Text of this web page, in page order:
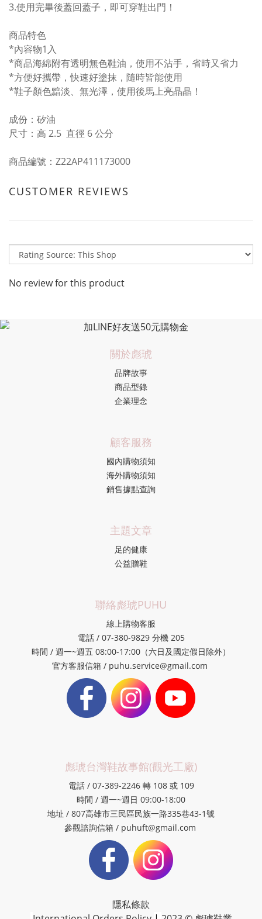
3.使用完畢後蓋回蓋子，即可穿鞋出門！
商品特色
*內容物1入
*商品海綿附有透明無色鞋油，使用不沾手，省時又省力
*方便好攜帶，快速好塗抹，隨時皆能使用
*鞋子顏色黯淡、無光澤，使用後馬上亮晶晶！
成份：矽油
尺寸：高 2.5 直徑 6 公分
商品編號：Z22AP411173000
CUSTOMER REVIEWS
No review for this product
關於彪琥
品牌故事
商品型錄
企業理念
顧客服務
國內購物須知
海外購物須知
銷售據點查詢
主題文章
足的健康
公益贈鞋
聯絡彪琥PUHU
線上購物客服
電話 / 07-380-9829 分機 205
時間 / 週一~週五 08:00-17:00（六日及國定假日除外）
官方客服信箱 / puhu.service@gmail.com
彪琥台灣鞋故事館(觀光工廠)
電話 / 07-389-2246 轉 108 或 109
時間 / 週一~週日 09:00-18:00
地址 / 807高雄市三民區民族一路335巷43-1號
參觀諮詢信箱 / puhuft@gmail.com
隱私條款